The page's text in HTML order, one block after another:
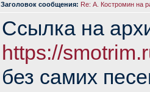
Заголовок сообщения: Re: А. Костромин на
Ссылка на
https://
без самих